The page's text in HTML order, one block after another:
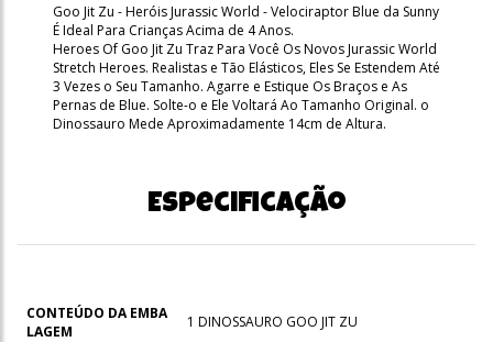
Goo Jit Zu - Heróis Jurassic World - Velociraptor Blue da Sunny
É Ideal Para Crianças Acima de 4 Anos.
Heroes Of Goo Jit Zu Traz Para Você Os Novos Jurassic World
Stretch Heroes. Realistas e Tão Elásticos, Eles Se Estendem Até
3 Vezes o Seu Tamanho. Agarre e Estique Os Braços e As
Pernas de Blue. Solte-o e Ele Voltará Ao Tamanho Original. o
Dinossauro Mede Aproximadamente 14cm de Altura.
Especificação
CONTEÚDO DA EMBA
LAGEM
1 DINOSSAURO GOO JIT ZU